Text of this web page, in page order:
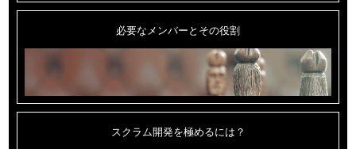
必要なメンバーとその役割
スクラム開発を極めるには？